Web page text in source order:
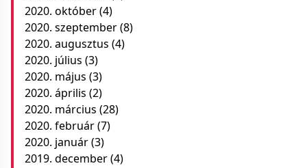
2020. október(4)
2020. szeptember(8)
2020. augusztus (4)
2020. július (3)
2020. május (3)
2020. április (2)
2020. március (28)
2020. február(7)
2020. január(3)
2019. december(4)